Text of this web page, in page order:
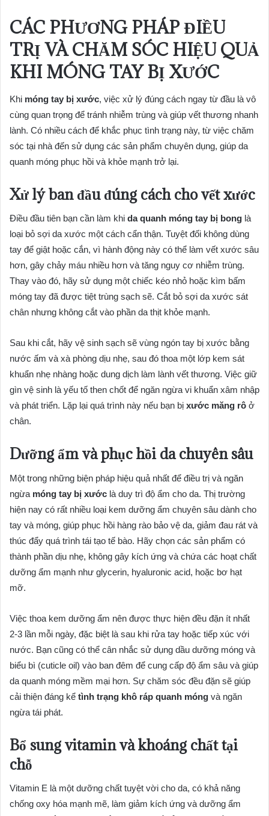
CÁC PHƯƠNG PHÁP ĐIỀU
TRỊ VÀ CHĂM SÓC HIỆU QUẢ
KHI MÓNG TAY BỊ XƯỚC
Khi móng tay bị xước, việc xử lý đúng cách ngay từ đầu là vô
cùng quan trọng để tránh nhiễm trùng và giúp vết thương nhanh
lành. Có nhiều cách để khắc phục tình trạng này, từ việc chăm
sóc tại nhà đến sử dụng các sản phẩm chuyên dụng, giúp da
quanh móng phục hồi và khỏe mạnh trở lại.
Xử lý ban đầu đúng cách cho vết xước
Điều đầu tiên bạn cần làm khi da quanh móng tay bị bong là
loại bỏ sợi da xước một cách cẩn thận. Tuyệt đối không dùng
tay để giật hoặc cắn, vì hành động này có thể làm vết xước sâu
hơn, gây chảy máu nhiều hơn và tăng nguy cơ nhiễm trùng.
Thay vào đó, hãy sử dụng một chiếc kéo nhỏ hoặc kìm bấm
móng tay đã được tiệt trùng sạch sẽ. Cắt bỏ sợi da xước sát
chân nhưng không cắt vào phần da thịt khỏe mạnh.
Sau khi cắt, hãy vệ sinh sạch sẽ vùng ngón tay bị xước bằng
nước ấm và xà phòng dịu nhẹ, sau đó thoa một lớp kem sát
khuẩn nhẹ nhàng hoặc dung dịch làm lành vết thương. Việc giữ
gìn vệ sinh là yếu tố then chốt để ngăn ngừa vi khuẩn xâm nhập
và phát triển. Lặp lại quá trình này nếu bạn bị xước măng rô ở
chân.
Dưỡng ẩm và phục hồi da chuyên sâu
Một trong những biện pháp hiệu quả nhất để điều trị và ngăn
ngừa móng tay bị xước là duy trì độ ẩm cho da. Thị trường
hiện nay có rất nhiều loại kem dưỡng ẩm chuyên sâu dành cho
tay và móng, giúp phục hồi hàng rào bảo vệ da, giảm đau rát và
thúc đẩy quá trình tái tạo tế bào. Hãy chọn các sản phẩm có
thành phần dịu nhẹ, không gây kích ứng và chứa các hoạt chất
dưỡng ẩm mạnh như glycerin, hyaluronic acid, hoặc bơ hạt
mỡ.
Việc thoa kem dưỡng ẩm nên được thực hiện đều đặn ít nhất
2-3 lần mỗi ngày, đặc biệt là sau khi rửa tay hoặc tiếp xúc với
nước. Bạn cũng có thể cân nhắc sử dụng dầu dưỡng móng và
biểu bì (cuticle oil) vào ban đêm để cung cấp độ ẩm sâu và giúp
da quanh móng mềm mại hơn. Sự chăm sóc đều đặn sẽ giúp
cải thiện đáng kể tình trạng khô ráp quanh móng và ngăn
ngừa tái phát.
Bổ sung vitamin và khoáng chất tại
chỗ
Vitamin E là một dưỡng chất tuyệt vời cho da, có khả năng
chống oxy hóa mạnh mẽ, làm giảm kích ứng và dưỡng ẩm